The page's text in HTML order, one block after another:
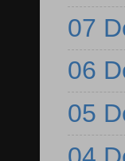
07
06
05